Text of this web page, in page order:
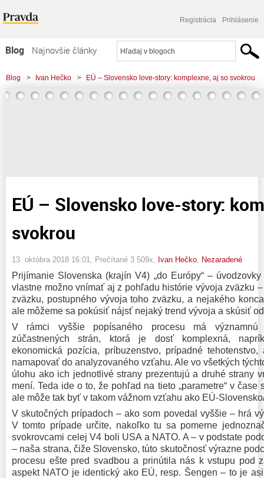
Registrácia Prihlásenie
Blog
Najnovšie články
Najčítanejšie články
Najkomentovanejšie články
Blog > Ivan Hečko > EÚ – Slovensko love-story: komplexne, aj so svokrou
EÚ – Slovensko love-story:
svokrou
13. októbra 2018 16:01 , Prečítané 3 509x, Ivan Hečko Nezaradené
Prijímanie Slovenska (krajín V4) „do Európy“ –
vlastne možno vnímať aj z pohľadu histórie vývoja zväzku
zväzku, postupného vývoja toho zväzku, a nejakého
ale môžeme sa pokúsiť nájsť nejaký trend vývoja a skúsiť
V rámci vyššie popísaného procesu má významnú
zúčastnených strán, ktorá je dosť komplexná,
ekonomická pozícia, príbuzenstvo, prípadné
namapovať do analyzovaného vzťahu. Ale vo všetkých
úlohu ako ich jednotlivé strany prezentujú a druhé strany
mení. Teda ide o to, že pohľad na tieto „parametre“ v čase
ale môže tak byť v takom vážnom vzťahu ako EÚ-
V skutočných prípadoch – ako som povedal vyššie – hrá
V tomto prípade určite, nakoľko tu sa pomerne
svokrovcami celej V4 boli USA a NATO. A – v podstate
– naša strana, čiže Slovensko, túto skutočnosť výrazne
procesu ešte pred svadbou a prinútila nás k vstupu pod
aspekt NATO je identický ako EÚ, resp. Šengen – to je